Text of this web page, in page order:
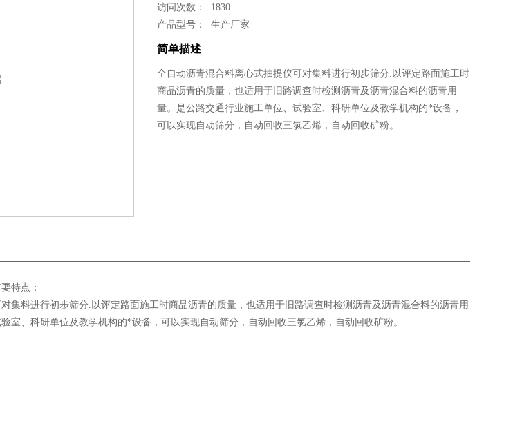
访问次数： 1830
产品型号： 生产厂家
简单描述
全自动沥青混合料离心式抽提仪可对集料进行初步筛分.以评定路面施工时
商品沥青的质量，也适用于旧路调查时检测沥青及沥青混合料的沥青用
量。是公路交通行业施工单位、试验室、科研单位及教学机构的*设备，
可以实现自动筛分，自动回收三氯乙烯，自动回收矿粉。
特点：
集料进行初步筛分.以评定路面施工时商品沥青的质量，也适用于旧路调查时检测沥青及沥青混合料的沥青用
室、科研单位及教学机构的*设备，可以实现自动筛分，自动回收三氯乙烯，自动回收矿粉。